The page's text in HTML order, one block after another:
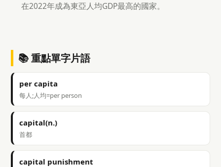
在2022年成為東亞人均GDP最高的國家。
📚 重點單字片語
per capita
每人;人均=per person
capital(n.)
首都
capital punishment